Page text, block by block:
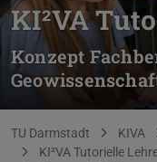
KI²VA
Konzept
Sie befinden sich hier:
TU Darmstadt KIVA
KI²VA Tutorielle